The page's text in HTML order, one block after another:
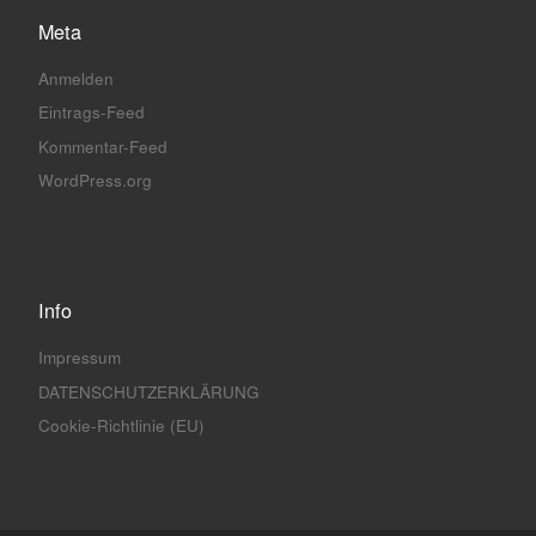
Meta
Anmelden
Eintrags-Feed
Kommentar-Feed
WordPress.org
Info
Impressum
DATENSCHUTZERKLÄRUNG
Cookie-Richtlinie (EU)